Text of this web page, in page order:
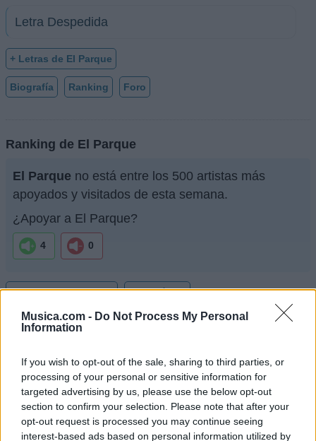
Musica.com - Do Not Process My Personal
Information
If you wish to opt-out of the sale, sharing to third parties, or
processing of your personal or sensitive information for
targeted advertising by us, please use the below opt-out
section to confirm your selection. Please note that after your
opt-out request is processed you may continue seeing
interest-based ads based on personal information utilized by
Letra Despedida
+ Letras de El Parque
Biografía Ranking Foro
Ranking de El Parque
El Parque no está entre los 500 artistas más
apoyados y visitados de esta semana.
¿Apoyar a El Parque?
4 0
Ranking de El Parque TOP Música